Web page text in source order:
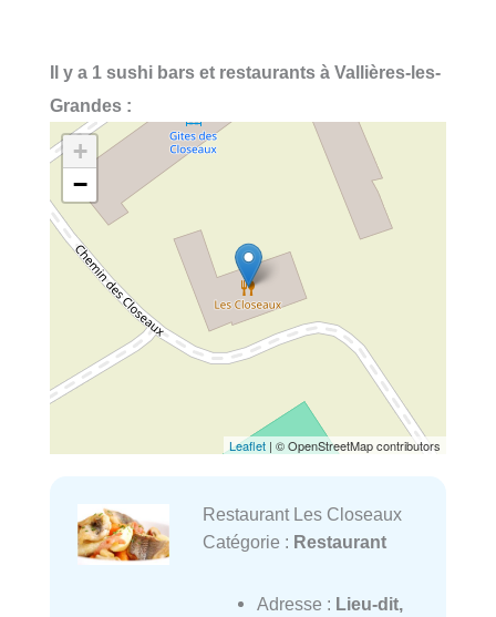
Il y a 1 sushi bars et restaurants à Vallières-les-
Grandes :
+
−
Leaflet | © OpenStreetMap contributors
Restaurant Les Closeaux
Catégorie : Restaurant
Adresse : Lieu-dit,